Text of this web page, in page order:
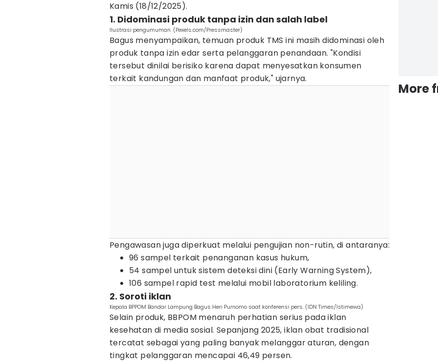
Kamis (18/12/2025).
1. Didominasi produk tanpa izin dan salah label
Ilustrasi pengumuman. (Pexels.com/Pressmaster)
Bagus menyampaikan, temuan produk TMS ini masih didominasi oleh
produk tanpa izin edar serta pelanggaran penandaan. "Kondisi
tersebut dinilai berisiko karena dapat menyesatkan konsumen
terkait kandungan dan manfaat produk," ujarnya.
Pengawasan juga diperkuat melalui pengujian non-rutin, di antaranya:
96 sampel terkait penanganan kasus hukum,
54 sampel untuk sistem deteksi dini (Early Warning System),
106 sampel rapid test melalui mobil laboratorium keliling.
2. Soroti iklan
Kepala BPPOM Bandar Lampung Bagus Heri Purnomo saat konferensi pers. (IDN Times/Istimewa)
Selain produk, BBPOM menaruh perhatian serius pada iklan
kesehatan di media sosial. Sepanjang 2025, iklan obat tradisional
tercatat sebagai yang paling banyak melanggar aturan, dengan
tingkat pelanggaran mencapai 46,49 persen.
More